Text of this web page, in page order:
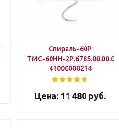
Спираль-60Р
ТМС-60НН-2Р.6785.00.00.002
41000000214
11 480 руб.